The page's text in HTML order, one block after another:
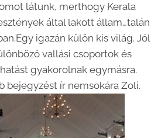
látunk, merthogy Kerala
által lakott állam…talán
igazán külön kis világ. Jól
vallási csoportok és
gyakorolnak egymásra.
bejegyzést ír nemsokára Zoli.